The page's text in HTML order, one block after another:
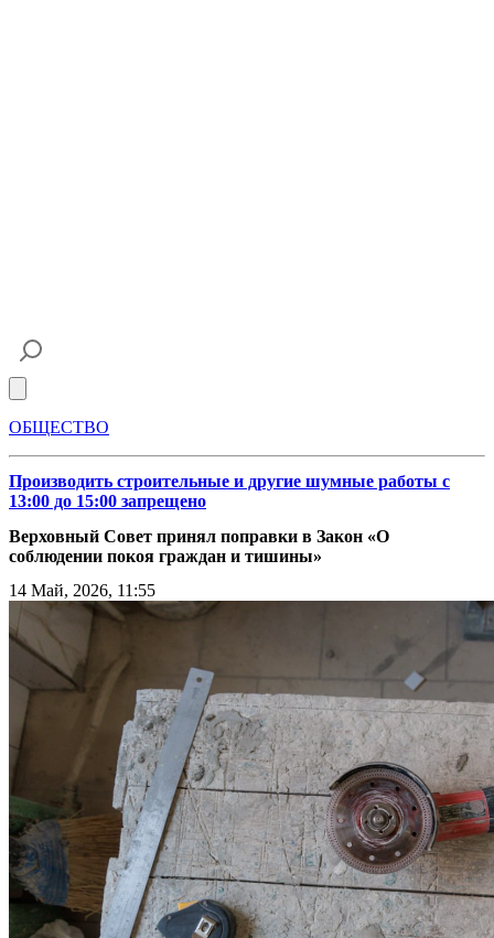
ОБЩЕСТВО
Производить строительные и другие шумные работы с
13:00 до 15:00 запрещено
Верховный Совет принял поправки в Закон «О
соблюдении покоя граждан и тишины»
14 Май, 2026, 11:55